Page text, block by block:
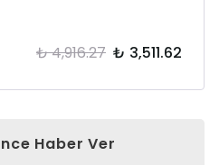
₺ 4,916.27 ₺ 3,511.62
Haber Ver